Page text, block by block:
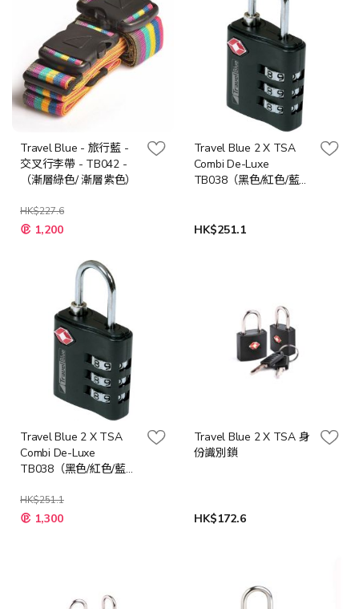
Travel Blue - 旅行藍 -
交叉行李帶 - TB042 -
（漸層綠色/ 漸層紫色）
HK$227.6
1,200
Travel Blue 2 X TSA
Combi De-Luxe
TB038（黑色/紅色/藍
HK$251.1
Travel Blue 2 X TSA
Combi De-Luxe
TB038（黑色/紅色/藍
HK$251.1
1,300
Travel Blue 2 X TSA 身
份識別鎖
HK$172.6